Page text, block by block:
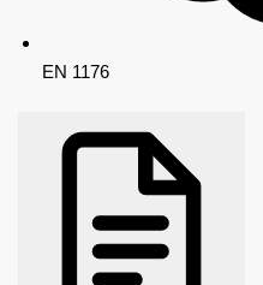
EN 1176